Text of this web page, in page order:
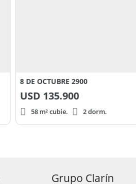
8 DE OCTUBRE 2900
USD 135.900
58 m² cubie. 2 dorm.
Grupo Clarín